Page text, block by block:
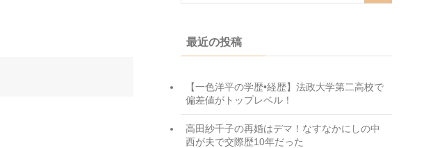
最近の投稿
【一色洋平の学歴•経歴】法政大学第二高校で
偏差値がトップレベル！
高田紗千子の再婚はデマ！なすなかにしの中
西が夫で交際歴10年だった